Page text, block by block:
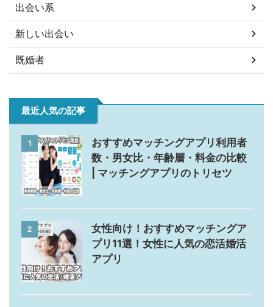
出会い系
新しい出会い
既婚者
最近人気の記事
1
おすすめマッチングアプリ利用者
数・男女比・年齢層・料金の比較
| マッチングアプリのトリセツ
2
女性向け！おすすめマッチングア
プリ11選！女性に人気の恋活婚活
アプリ